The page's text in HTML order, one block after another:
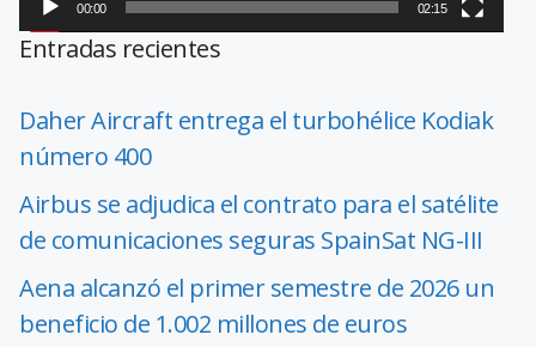
00:00 02:15
Entradas recientes
Daher Aircraft entrega el turbohélice Kodiak
número 400
Airbus se adjudica el contrato para el satélite
de comunicaciones seguras SpainSat NG-III
Aena alcanzó el primer semestre de 2026 un
beneficio de 1.002 millones de euros